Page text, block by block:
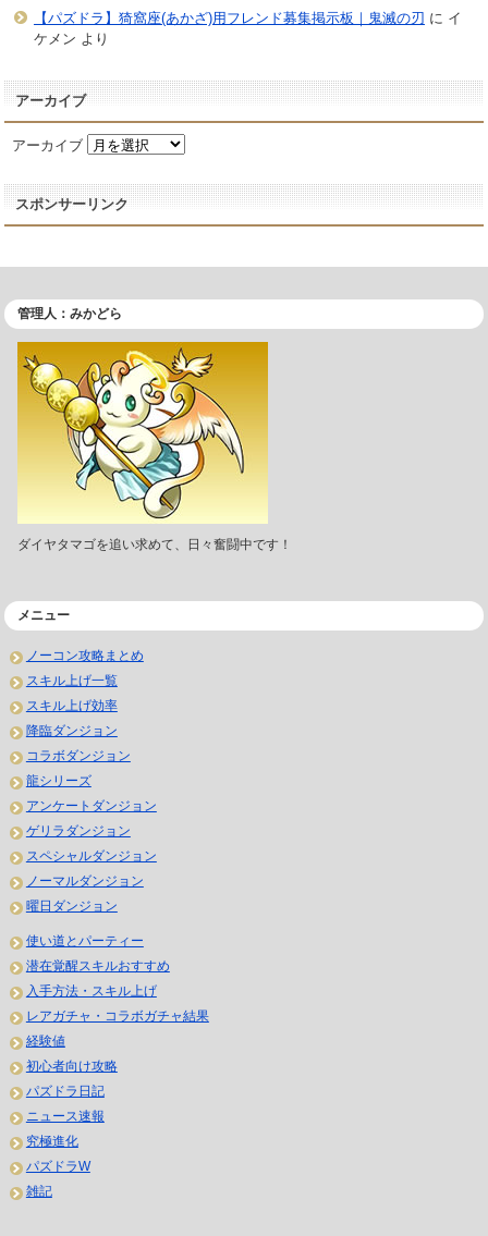
【パズドラ】猗窩座(あかざ)用フレンド募集掲示板｜鬼滅の刃 に イ
ケメン より
アーカイブ
アーカイブ
スポンサーリンク
管理人：みかどら
ダイヤタマゴを追い求めて、日々奮闘中です！
メニュー
ノーコン攻略まとめ
スキル上げ一覧
スキル上げ効率
降臨ダンジョン
コラボダンジョン
龍シリーズ
アンケートダンジョン
ゲリラダンジョン
スペシャルダンジョン
ノーマルダンジョン
曜日ダンジョン
使い道とパーティー
潜在覚醒スキルおすすめ
入手方法・スキル上げ
レアガチャ・コラボガチャ結果
経験値
初心者向け攻略
パズドラ日記
ニュース速報
究極進化
パズドラW
雑記